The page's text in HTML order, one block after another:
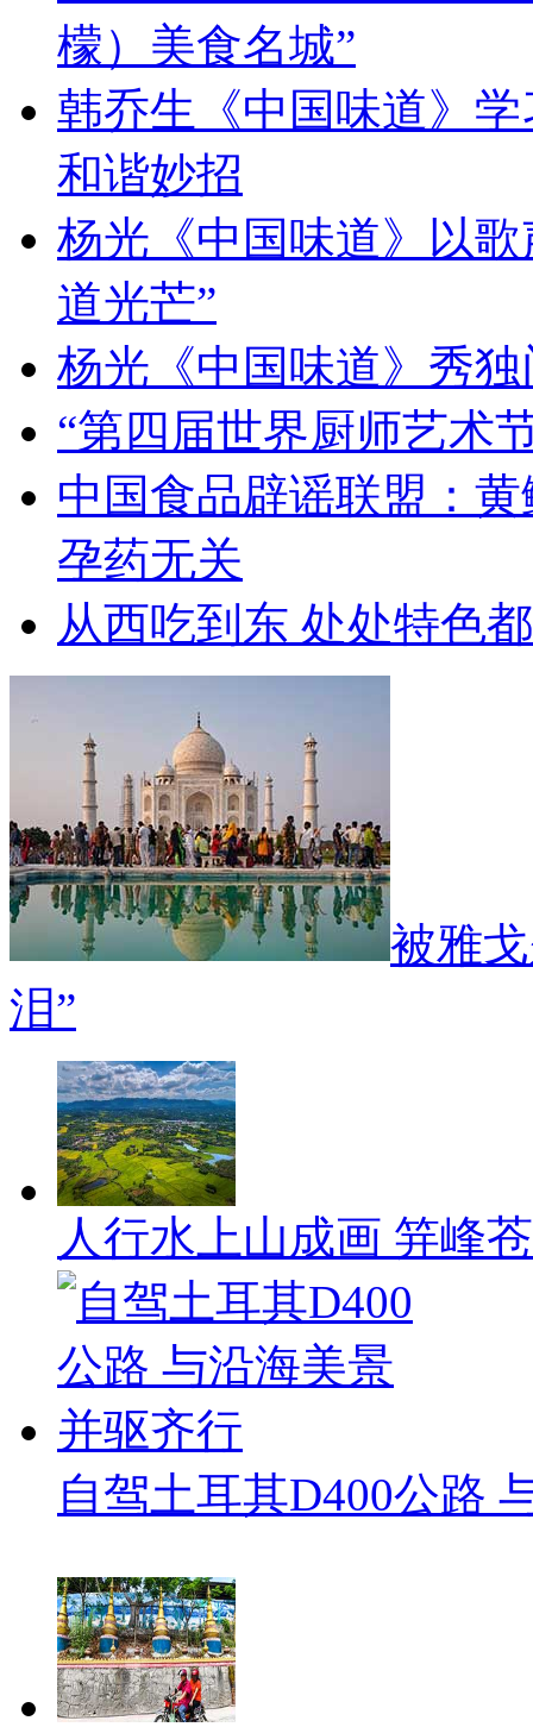
檬）美食名城”
韩乔生《中国味道》
和谐妙招
杨光《中国味道》以
道光芒”
杨光《中国味道》秀
“第四届世界厨师艺术
中国食品辟谣联盟：
孕药无关
从西吃到东 处处特色
被雅
泪”
人行水上山成画 笄峰
自驾土耳其D400公路